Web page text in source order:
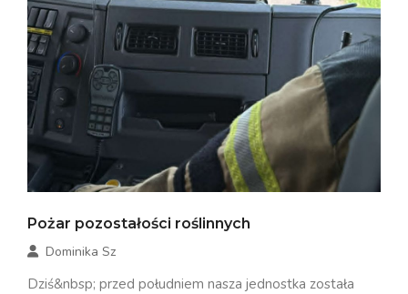
Pożar pozostałości roślinnych
Dominika Sz
Dziś&nbsp; przed południem nasza jednostka została